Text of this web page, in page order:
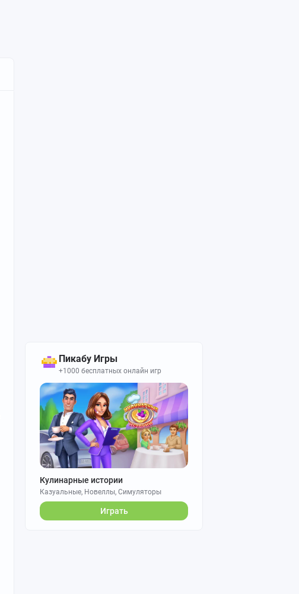
Пикабу Игры
+1000 бесплатных онлайн игр
Кулинарные истории
Казуальные, Новеллы, Симуляторы
Играть